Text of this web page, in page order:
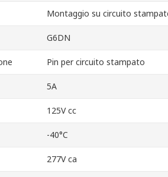
Montaggio su circuito
G6DN
Pin per circuito stampato
5A
125V cc
-40°C
277V ca